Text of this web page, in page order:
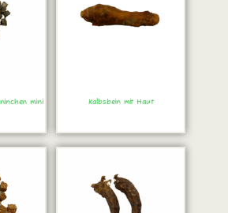
mini
Kalbsbein mit Haut